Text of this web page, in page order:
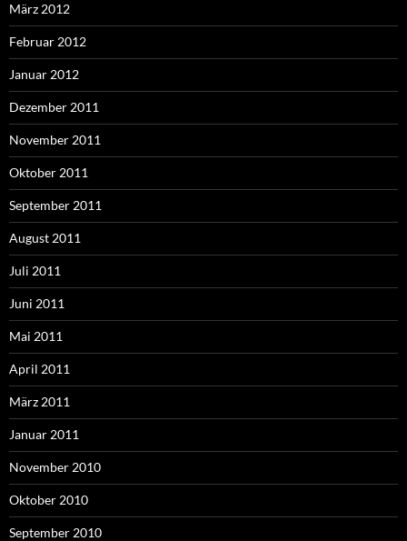
März 2012
Februar 2012
Januar 2012
Dezember 2011
November 2011
Oktober 2011
September 2011
August 2011
Juli 2011
Juni 2011
Mai 2011
April 2011
März 2011
Januar 2011
November 2010
Oktober 2010
September 2010